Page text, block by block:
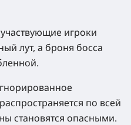
участвующие игроки
лут, а броня босса
по всей
становятся опасными.